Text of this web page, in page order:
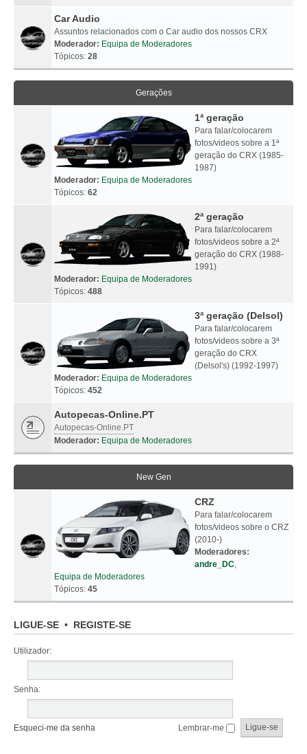
Car Audio
Assuntos relacionados com o Car audio dos nossos CRX
Moderador: Equipa de Moderadores
Tópicos: 28
Gerações
1ª geração
Para falar/colocarem
fotos/videos sobre a 1ª
geração do CRX (1985-
1987)
Moderador: Equipa de Moderadores
Tópicos: 62
2ª geração
Para falar/colocarem
fotos/videos sobre a 2ª
geração do CRX (1988-
1991)
Moderador: Equipa de Moderadores
Tópicos: 488
3ª geração (Delsol)
Para falar/colocarem
fotos/videos sobre a 3ª
geração do CRX
(Delsol's) (1992-1997)
Moderador: Equipa de Moderadores
Tópicos: 452
Autopecas-Online.PT
Autopecas-Online.PT
Moderador: Equipa de Moderadores
New Gen
CRZ
Para falar/colocarem
fotos/videos sobre o CRZ
(2010-)
Moderadores:
andre_DC,
Equipa de Moderadores
Tópicos: 45
LIGUE-SE • REGISTE-SE
Utilizador:
Senha:
Esqueci-me da senha Lembrar-me